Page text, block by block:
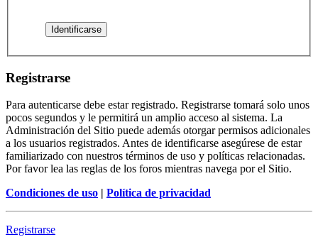
Registrarse
Para autenticarse debe estar registrado. Registrarse tomará solo unos
pocos segundos y le permitirá un amplio acceso al sistema. La
Administración del Sitio puede además otorgar permisos adicionales
a los usuarios registrados. Antes de identificarse asegúrese de estar
familiarizado con nuestros términos de uso y políticas relacionadas.
Por favor lea las reglas de los foros mientras navega por el Sitio.
Condiciones de uso | Política de privacidad
Registrarse